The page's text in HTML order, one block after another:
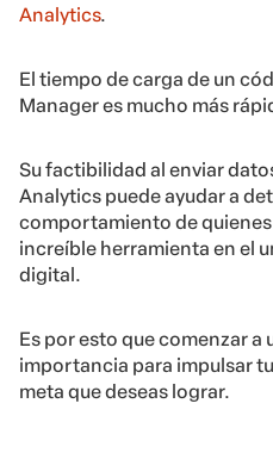
Analytics.
El tiempo de carga de un
Manager es mucho más
Su factibilidad al enviar
Analytics puede ayudar a
comportamiento de
increíble herramienta en el
digital.
Es por esto que comenzar a
importancia para impulsar
meta que deseas lograr.